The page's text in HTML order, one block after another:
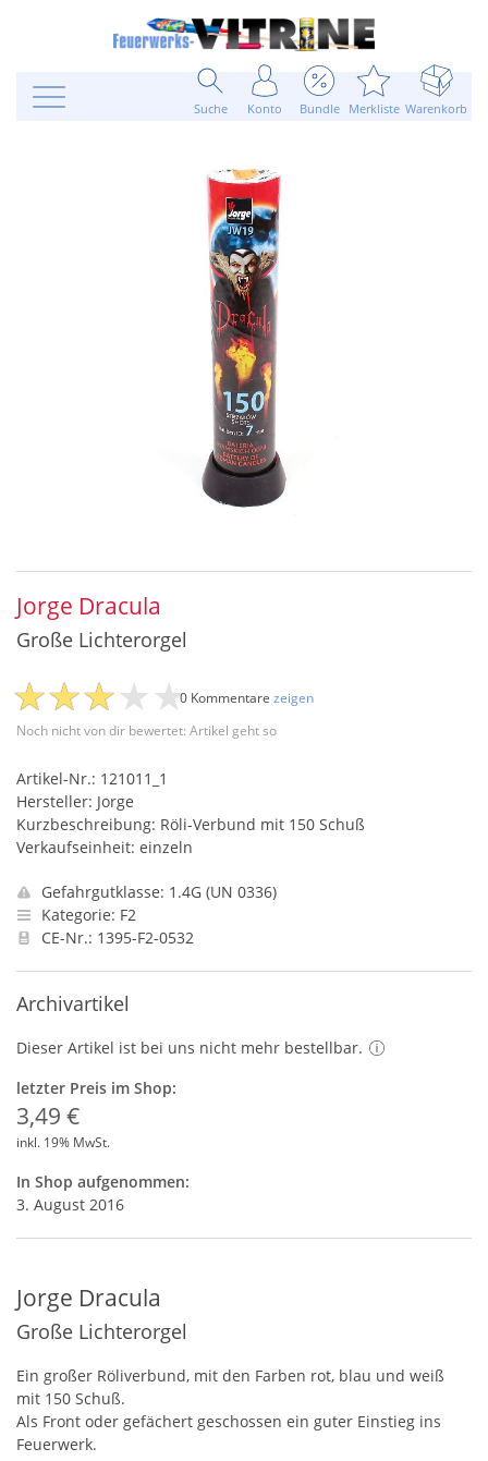
Suche Konto Bundle Merkliste Warenkorb
Jorge Dracula
Große Lichterorgel
Noch nicht von dir bewertet: Artikel geht so
0 Kommentare zeigen
Artikel-Nr.: 121011_1
Hersteller: Jorge
Kurzbeschreibung: Röli-Verbund mit 150 Schuß
Verkaufseinheit: einzeln
Gefahrgutklasse: 1.4G (UN 0336)
Kategorie: F2
CE-Nr.: 1395-F2-0532
Archivartikel
Dieser Artikel ist bei uns nicht mehr bestellbar.
letzter Preis im Shop:
3,49 €
inkl. 19% MwSt.
In Shop aufgenommen:
3. August 2016
Jorge Dracula
Große Lichterorgel
Ein großer Röliverbund, mit den Farben rot, blau und weiß
mit 150 Schuß.
Als Front oder gefächert geschossen ein guter Einstieg ins
Feuerwerk.